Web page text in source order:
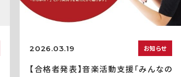
2026.03.19 お知らせ
【合格者発表】音楽活動支援「みんなの